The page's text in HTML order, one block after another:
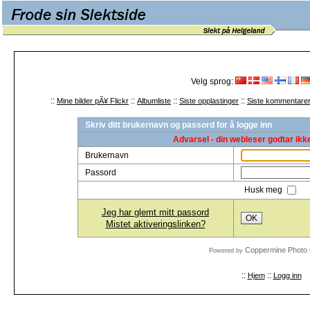
Velg sprog:
:: Mine bilder pÃ¥ Flickr :: Albumliste :: Siste opplastinger :: Siste kommentarer
Skriv ditt brukernavn og passord for å logge inn
Advarsel - din webleser godtar
Brukernavn
Passord
Husk meg
Jeg har glemt mitt passord
Mistet aktiveringslinken?
OK
Powered by Coppermine Photo
:: Hjem:: Logg inn